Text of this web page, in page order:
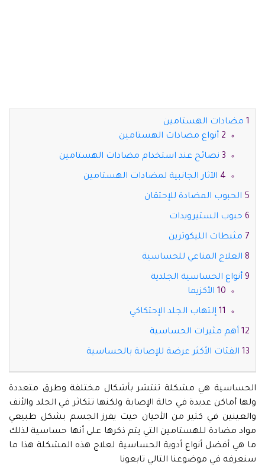
مضادات الهستامين
أنواع مضادات الهستامين
نصائح عند استخدام مضادات الهستامين
الآثار الجانبية لمضادات الهستامين
الحبوب المضادة للإحتقان
حبوب الستيرويدات
مثبطات الليكوترين
العلاج المناعي للحساسية
أنواع الحساسية الجلدية
الأكزيما
إلتهاب الجلد الإحتكاكي
أهم مثيرات الحساسية
الفئات الأكثر عرضة للإصابة بالحساسية
الحساسية هي مشكلة تنتشر بأشكال مختلفة وطرق متعددة
ولها أماكن عديدة في حالة الإصابة ولكنها تتكاثر في الجلد والأنف
والعينين في كثير من الأحيان حيث يفرز الجسم بشكل طبيعي
مواد مضادة للهستامين التي يتم ذكرها على أنها حساسية لذلك
ما هي أفضل أنواع أدوية الحساسية لعلاج هذه المشكلة هذا ما
سنعرفه في موضوعنا التالي تابعونا